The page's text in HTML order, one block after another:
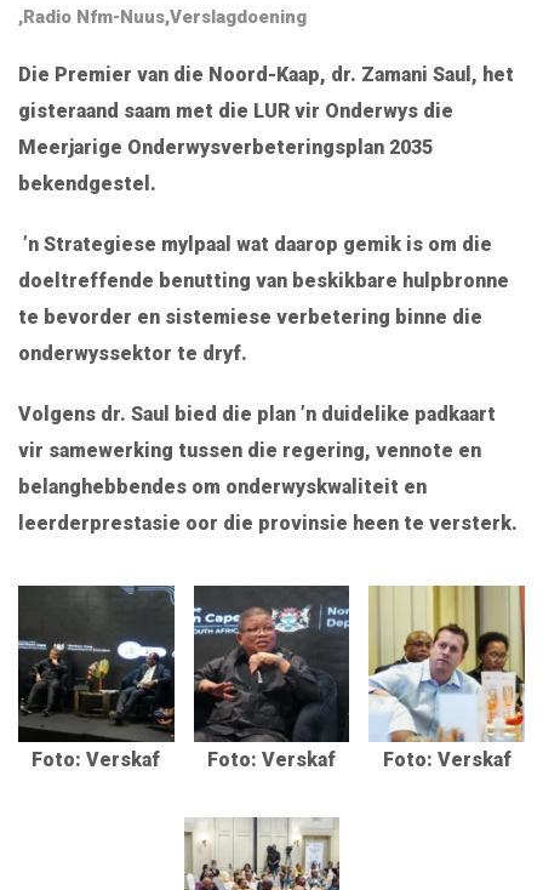
,Radio Nfm-Nuus,Verslagdoening
Die Premier van die Noord-Kaap, dr. Zamani Saul, het
gisteraand saam met die LUR vir Onderwys die
Meerjarige Onderwysverbeteringsplan 2035
bekendgestel.
’n Strategiese mylpaal wat daarop gemik is om die
doeltreffende benutting van beskikbare hulpbronne
te bevorder en sistemiese verbetering binne die
onderwyssektor te dryf.
Volgens dr. Saul bied die plan ’n duidelike padkaart
vir samewerking tussen die regering, vennote en
belanghebbendes om onderwyskwaliteit en
leerderprestasie oor die provinsie heen te versterk.
Foto: Verskaf Foto: Verskaf Foto: Verskaf